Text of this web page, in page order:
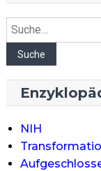
Suche
Suche
NIH